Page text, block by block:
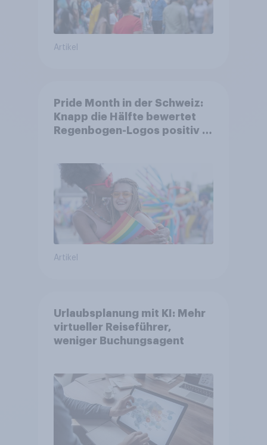
Artikel
Pride Month in der Schweiz:
Knapp die Hälfte bewertet
Regenbogen-Logos positiv –
Artikel
Urlaubsplanung mit KI: Mehr
virtueller Reiseführer,
weniger Buchungsagent